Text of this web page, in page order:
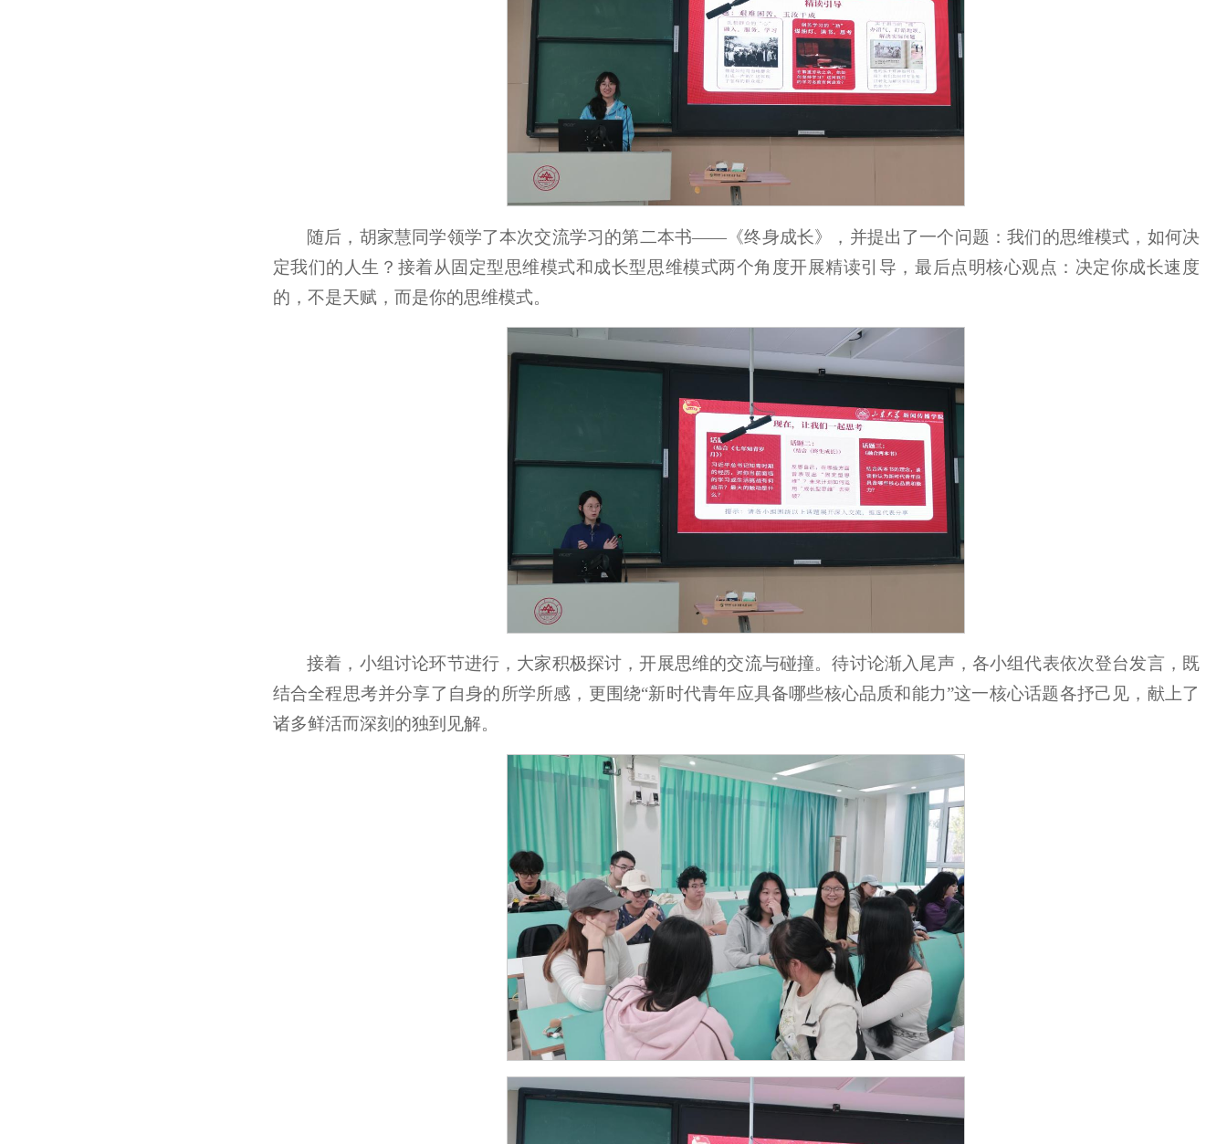
随后，胡家慧同学领学了本次交流学习的第二本书——《终身成长》，并提出了一个问题：我们的思维模式，如何决
定我们的人生？接着从固定型思维模式和成长型思维模式两个角度开展精读引导，最后点明核心观点：决定你成长速度
的，不是天赋，而是你的思维模式。
接着，小组讨论环节进行，大家积极探讨，开展思维的交流与碰撞。待讨论渐入尾声，各小组代表依次登台发言，既
结合全程思考并分享了自身的所学所感，更围绕“新时代青年应具备哪些核心品质和能力”这一核心话题各抒己见，献上了
诸多鲜活而深刻的独到见解。